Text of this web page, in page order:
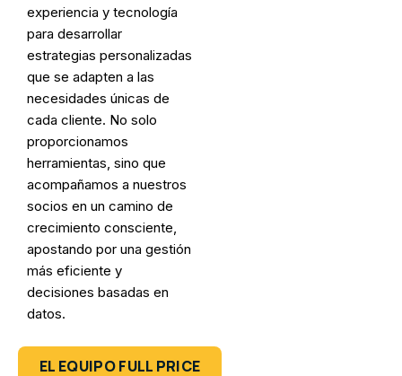
experiencia y tecnología
para desarrollar
estrategias personalizadas
que se adapten a las
necesidades únicas de
cada cliente. No solo
proporcionamos
herramientas, sino que
acompañamos a nuestros
socios en un camino de
crecimiento consciente,
apostando por una gestión
más eficiente y
decisiones basadas en
datos.
EL EQUIPO FULL PRICE